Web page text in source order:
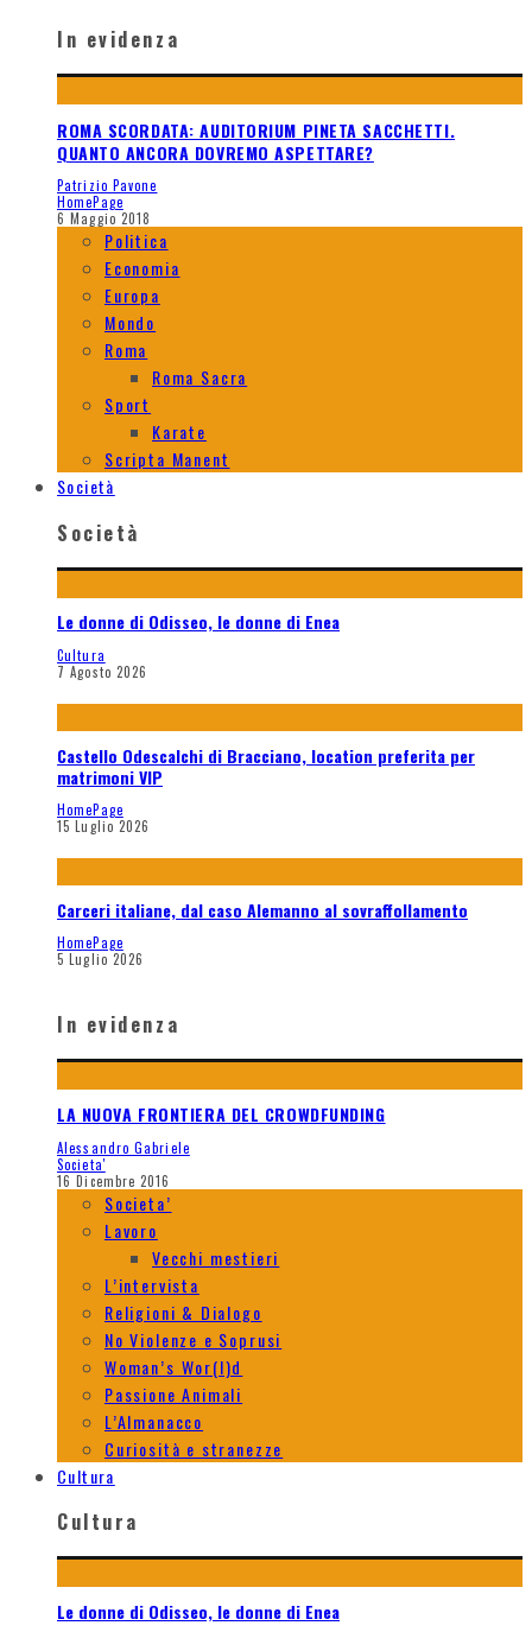
In evidenza
ROMA SCORDATA: AUDITORIUM PINETA SACCHETTI.
QUANTO ANCORA DOVREMO ASPETTARE?
Patrizio Pavone
HomePage
6 Maggio 2018
Politica
Economia
Europa
Mondo
Roma
Roma Sacra
Sport
Karate
Scripta Manent
Società
Società
Le donne di Odisseo, le donne di Enea
Cultura
7 Agosto 2026
Castello Odescalchi di Bracciano, location preferita per
matrimoni VIP
HomePage
15 Luglio 2026
Carceri italiane, dal caso Alemanno al sovraffollamento
HomePage
5 Luglio 2026
In evidenza
LA NUOVA FRONTIERA DEL CROWDFUNDING
Alessandro Gabriele
Societa'
16 Dicembre 2016
Societa’
Lavoro
Vecchi mestieri
L’intervista
Religioni & Dialogo
No Violenze e Soprusi
Woman’s Wor(l)d
Passione Animali
L’Almanacco
Curiosità e stranezze
Cultura
Cultura
Le donne di Odisseo, le donne di Enea